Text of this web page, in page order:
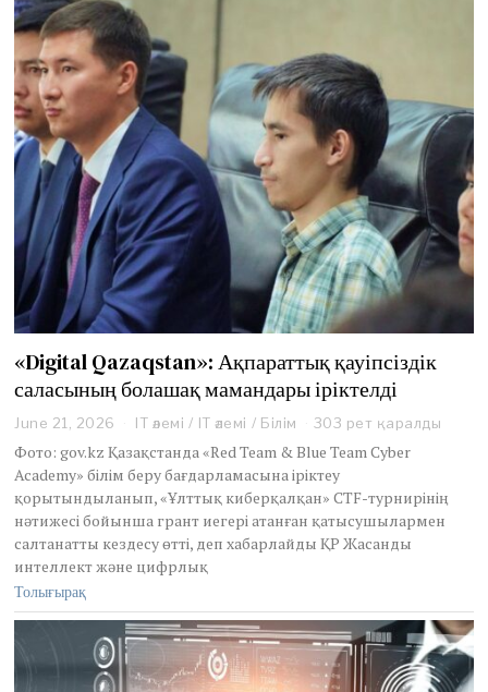
«Digital Qazaqstan»: Ақпараттық қауіпсіздік
саласының болашақ мамандары іріктелді
June 21, 2026
u
n
e
2
1
,
2
6
IT әлемі / IT әлемі / Білім 303 рет қаралды
Фото: gov.kz Қазақстанда «Red Team & Blue Team Cyber
Academy» білім беру бағдарламасына іріктеу
қорытындыланып, «Ұлттық киберқалқан» CTF-турнирінің
нәтижесі бойынша грант иегері атанған қатысушылармен
салтанатты кездесу өтті, деп хабарлайды ҚР Жасанды
интеллект және цифрлық
Толығырақ